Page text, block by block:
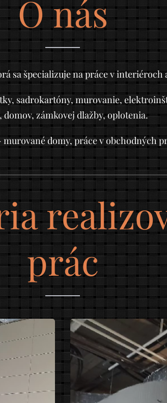
O nás
sa špecializuje na práce v interiéroch
sadrokartóny, murovanie,
domov, zámkovej dlažby, oplotenia.
domy, práce v obchodných
prác